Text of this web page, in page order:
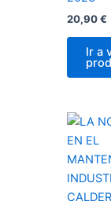
20,90€
Ir a